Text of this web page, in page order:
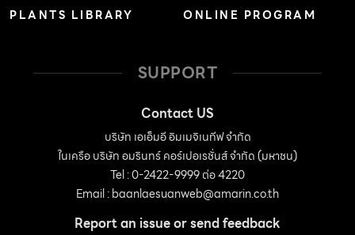
PLANTS LIBRARY
ONLINE PROGRAM
SUPPORT
Contact US
บริษัท เอเอ็มอี อิมเมจิเนทีฟ จำกัด
ในเครือ บริษัท อมรินทร์ คอร์เปอเรชั่นส์ จำกัด (มหาชน)
Tel : 0-2422-9999 ต่อ 4220
Email :baanlaesuanweb@amarin.co.th
Report an issue or send feedback